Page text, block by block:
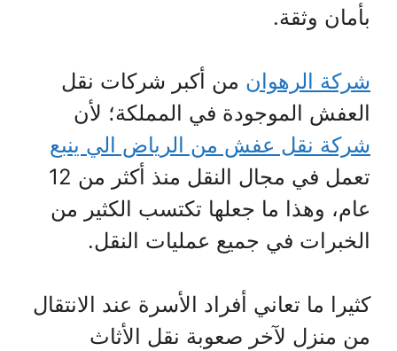
بأمان وثقة.
شركة الرهوان من أكبر شركات نقل
العفش الموجودة في المملكة؛ لأن
شركة نقل عفش من الرياض الي ينبع
تعمل في مجال النقل منذ أكثر من 12
عام، وهذا ما جعلها تكتسب الكثير من
الخبرات في جميع عمليات النقل.
كثيرا ما تعاني أفراد الأسرة عند الانتقال
من منزل لآخر صعوبة نقل الأثاث